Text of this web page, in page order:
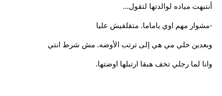
أنتبهت مياده لوالدتها لتقول...
-مشوار مهم اوي ياماما. متقلقيش عليا
وبعدين خلي مي هي إلى ترتب الأوضه. مش شرط انتي
وانا لما رجلي تخف هبقا ارتبلها اوضتها.